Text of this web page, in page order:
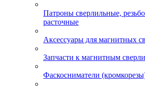
Патроны сверлильные,
расточные
Аксессуары для магнитных
Запчасти к магнитным
Фаскосниматели